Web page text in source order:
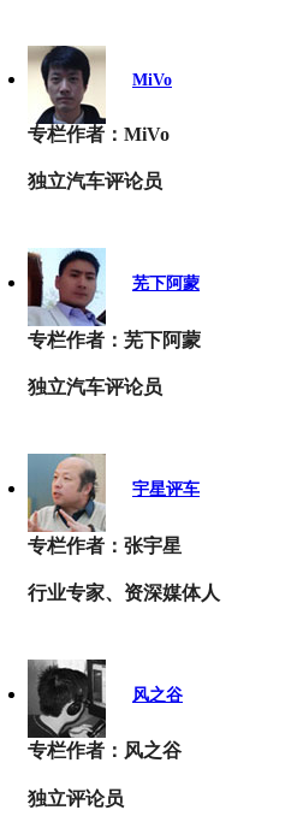
MiVo
专栏作者：MiVo
独立汽车评论员
芜下阿蒙
专栏作者：芜下阿蒙
独立汽车评论员
宇星评车
专栏作者：张宇星
行业专家、资深媒体人
风之谷
专栏作者：风之谷
独立评论员